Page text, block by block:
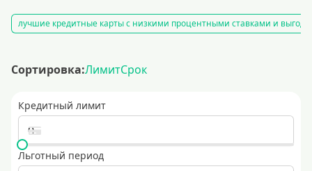
лучшие кредитные карты с низкими процентными ставками и
Сортировка:ЛимитСрок
Кредитный лимит
Льготный период